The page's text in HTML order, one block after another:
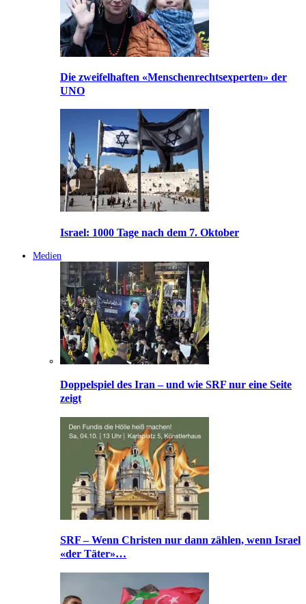
Die zweifelhaften «Menschenrechtsexperten» der
UNO
Israel: 1000 Tage nach dem 7. Oktober
Medien
Doppelspiel des Iran – und wie SRF nur eine Seite
zeigt
SRF – Wenn Christen nur dann zählen, wenn Israel
«der Täter»…